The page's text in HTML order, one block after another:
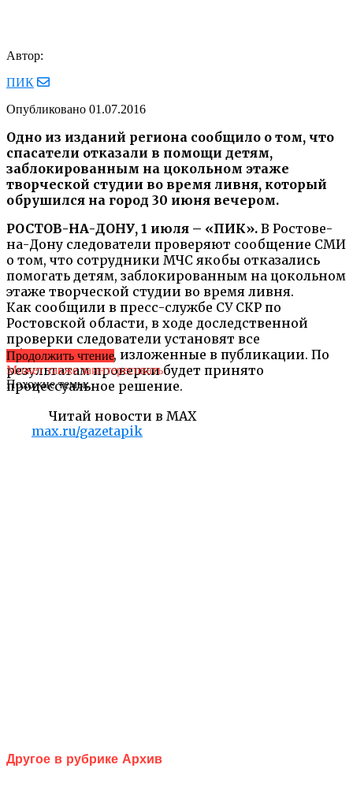
Автор:
ПИК
Опубликовано 01.07.2016
Одно из изданий региона сообщило о том, что
спасатели отказали в помощи детям,
заблокированным на цокольном этаже
творческой студии во время ливня, который
обрушился на город 30 июня вечером.
РОСТОВ-НА-ДОНУ, 1 июля – «ПИК». В Ростове-
на-Дону следователи проверяют сообщение СМИ
о том, что сотрудники МЧС якобы отказались
помогать детям, заблокированным на цокольном
этаже творческой студии во время ливня.
Как сообщили в пресс-службе СУ СКР по
Ростовской области, в ходе доследственной
проверки следователи установят все
обстоятельства, изложенные в публикации. По
результатам проверки будет принято
процессуальное решение.
Читай новости в MAX
max.ru/gazetapik
Продолжить чтение
Может также заинтересовать
Похожие темы:
Другое в рубрике Архив